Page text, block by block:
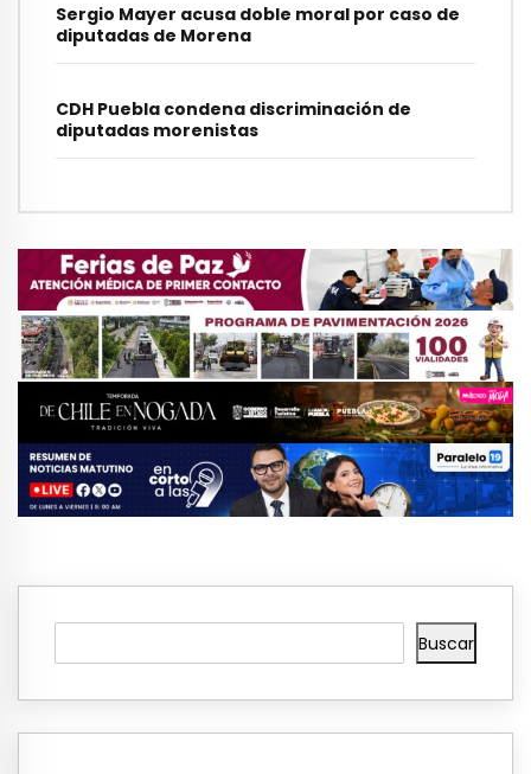
Sergio Mayer acusa doble moral por caso de
diputadas de Morena
CDH Puebla condena discriminación de
diputadas morenistas
Buscar